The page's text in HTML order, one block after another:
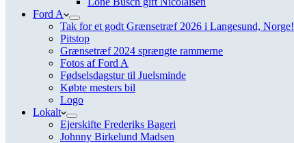
Ford A
Tak for et godt Grænsetræf 2026 i Langesund, Norge!
Pitstop
Grænsetræf 2024 sprængte rammerne
Fotos af Ford A
Fødselsdagstur til Juelsminde
Købte mesters bil
Logo
Lokalt
Ejerskifte Frederiks Bageri
Johnny Birkelund Madsen